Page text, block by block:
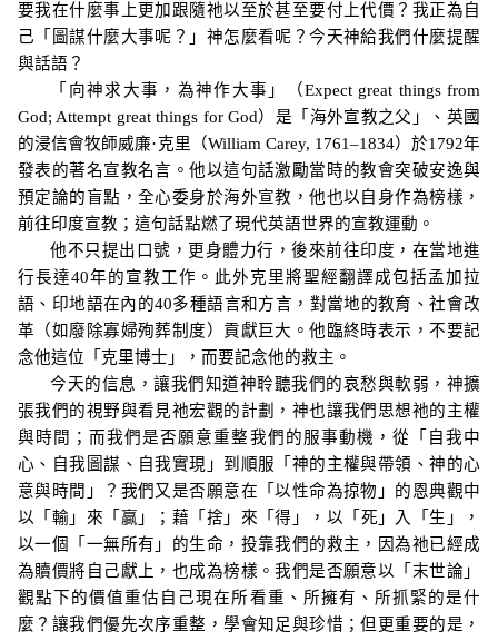
要我在什麼事上更加跟隨祂以至於甚至要付上代價？我正為自
己「圖謀什麼大事呢？」神怎麼看呢？今天神給我們什麼提醒
與話語？
「向神求大事，為神作大事」（Expect great things from
God; Attempt great things for God）是「海外宣教之父」、英國
的浸信會牧師威廉·克里（William Carey, 1761–1834）於1792年
發表的著名宣教名言。他以這句話激勵當時的教會突破安逸與
預定論的盲點，全心委身於海外宣教，他也以自身作為榜樣，
前往印度宣教；這句話點燃了現代英語世界的宣教運動。
他不只提出口號，更身體力行，後來前往印度，在當地進
行長達40年的宣教工作。此外克里將聖經翻譯成包括孟加拉
語、印地語在內的40多種語言和方言，對當地的教育、社會改
革（如廢除寡婦殉葬制度）貢獻巨大。他臨終時表示，不要記
念他這位「克里博士」，而要記念他的救主。
今天的信息，讓我們知道神聆聽我們的哀愁與軟弱，神擴
張我們的視野與看見祂宏觀的計劃，神也讓我們思想祂的主權
與時間；而我們是否願意重整我們的服事動機，從「自我中
心、自我圖謀、自我實現 」 到順服「神的主權與帶領、神的心
意與時間 」
？我們又是否願意在「以性命為掠物」的恩典觀中
以
「輸」 來「贏」；藉「捨」來 「得」
，以「死」入「生」，
以一個「一無所有」的生命，投靠我們的救主，因為祂已經成
為贖價將自己獻上，也成為榜樣。我們是否願意以「末世論」
觀點下的價值重估自己現在所看重、所擁有、所抓緊的是什
麼？讓我們優先次序重整，學會知足與珍惜；但更重要的是，